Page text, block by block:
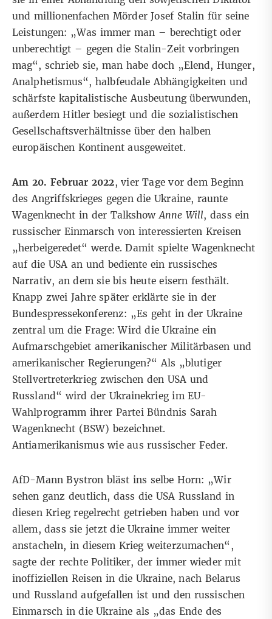
und millionenfachen Mörder Josef Stalin für seine
Leistungen: „Was immer man – berechtigt oder
unberechtigt – gegen die Stalin-Zeit vorbringen
mag“, schrieb sie, man habe doch „Elend, Hunger,
Analphetismus“, halbfeudale Abhängigkeiten und
schärfste kapitalistische Ausbeutung überwunden,
außerdem Hitler besiegt und die sozialistischen
Gesellschaftsverhältnisse über den halben
europäischen Kontinent ausgeweitet.
Am 20. Februar 2022, vier Tage vor dem Beginn
des Angriffskrieges gegen die Ukraine, raunte
Wagenknecht in der TalkshowAnne Will, dass ein
russischer Einmarsch von interessierten Kreisen
„herbeigeredet“ werde. Damit spielte Wagenknecht
auf die USA an und bediente ein russisches
Narrativ, an dem sie bis heute eisern festhält.
Knapp zwei Jahre später erklärte sie in der
Bundespressekonferenz: „Es geht in der Ukraine
zentral um die Frage: Wird die Ukraine ein
Aufmarschgebiet amerikanischer Militärbasen und
amerikanischer Regierungen?“ Als „blutiger
Stellvertreterkrieg zwischen den USA und
Russland“ wird der Ukrainekrieg im EU-
Wahlprogramm ihrer Partei Bündnis Sarah
Wagenknecht (BSW) bezeichnet.
Antiamerikanismus wie aus russischer Feder.
AfD-Mann Bystron bläst ins selbe Horn: „Wir
sehen ganz deutlich, dass die USA Russland in
diesen Krieg regelrecht getrieben haben und vor
allem, dass sie jetzt die Ukraine immer weiter
anstacheln, in diesem Krieg weiterzumachen“,
sagte der rechte Politiker, der immer wieder mit
inoffiziellen Reisen in die Ukraine, nach Belarus
und Russland aufgefallen ist und den russischen
Einmarsch in die Ukraine als „das Ende des